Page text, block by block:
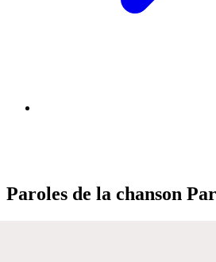
Paroles de la chanson